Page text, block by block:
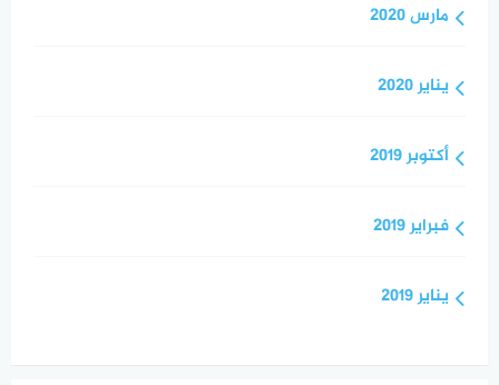
مارس 2020
يناير 2020
أكتوبر 2019
فبراير 2019
يناير 2019